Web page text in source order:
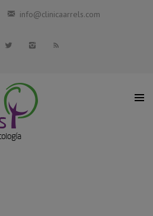
info@clinicaarrels.com